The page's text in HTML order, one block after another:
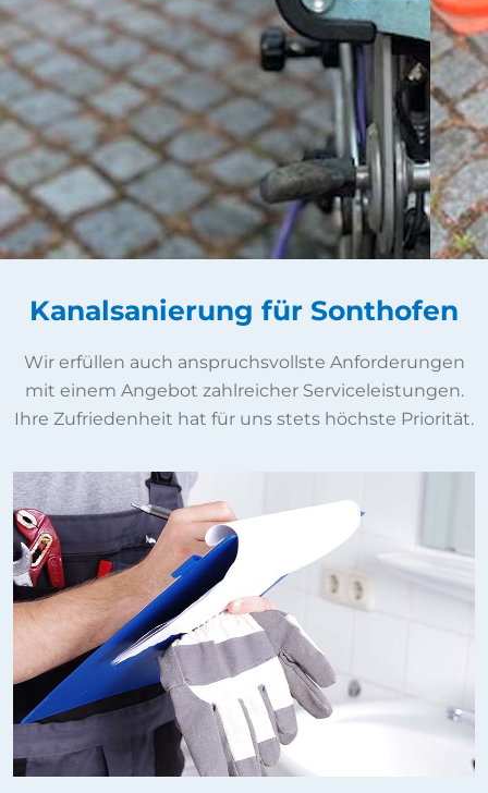
Kanalsanierung für Sonthofen
Wir erfüllen auch anspruchsvollste Anforderungen
mit einem Angebot zahlreicher Serviceleistungen.
Ihre Zufriedenheit hat für uns stets höchste Priorität.